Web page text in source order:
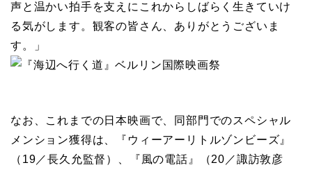
声と温かい拍手を支えにこれからしばらく生きていけ
る気がします。観客の皆さん、ありがとうございま
す。」
なお、これまでの日本映画で、同部門でのスペシャル
メンション獲得は、『ウィーアーリトルゾンビーズ』
（19／長久允監督）、『風の電話』（20／諏訪敦彦